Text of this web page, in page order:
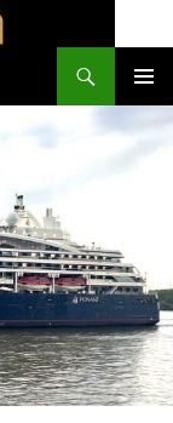
MENÜ